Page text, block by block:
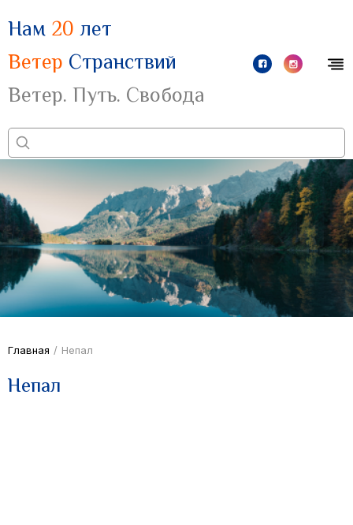
Нам 20 лет
Ветер Странствий
Ветер. Путь. Свобода
Главная / Непал
Непал